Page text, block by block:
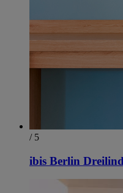
/ 5
ibis Berlin